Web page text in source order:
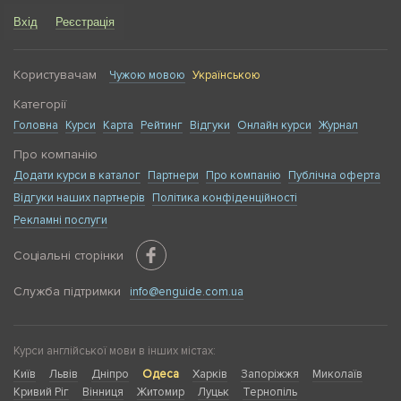
або Zoom студентам від 12 років.
Вхід Реєстрація
Користувачам Чужою мовою Українською
Категорії
Головна Курси Карта Рейтинг Відгуки Онлайн курси Журнал
Про компанію
Додати курси в каталог Партнери Про компанію
Публічна оферта
Відгуки наших партнерів
Політика конфіденційності
Рекламні послуги
Соціальні сторінки
Служба підтримки info@enguide.com.ua
Курси англійської мови в інших містах:
Київ
Львів Дніпро Одеса Харків Запоріжжя
Миколаїв
Кривий Ріг
Вінниця Житомир Луцьк Тернопіль